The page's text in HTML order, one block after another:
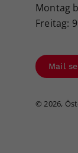
Montag
Freitag:
Mail
© 2026,